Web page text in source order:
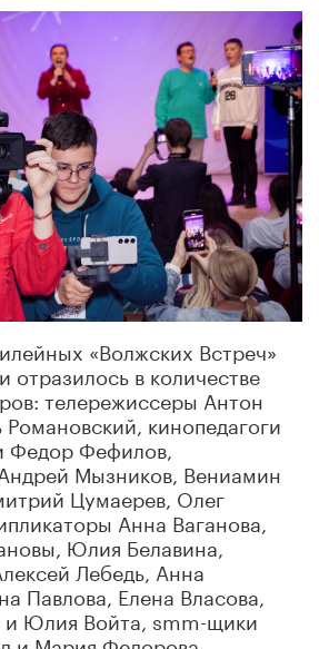
«Волжских Встреч»
отразилось в количестве
телережиссеры Антон
кинопедагоги
Федор Фефилов,
Мызников, Вениамин
Цумаерев, Олег
Анна Ваганова,
Юлия Белавина,
Лебедь, Анна
Павлова, Елена Власова,
Юлия Войта, smm-щики